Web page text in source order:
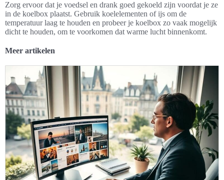
Zorg ervoor dat je voedsel en drank goed gekoeld zijn voordat je ze
in de koelbox plaatst. Gebruik koelelementen of ijs om de
temperatuur laag te houden en probeer je koelbox zo vaak mogelijk
dicht te houden, om te voorkomen dat warme lucht binnenkomt.
Meer artikelen